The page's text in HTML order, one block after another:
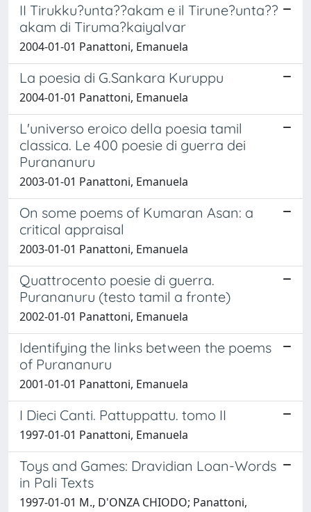
II Tirukku?unta??akam e il Tirune?unta??
akam di Tiruma?kaiyalvar
2004-01-01 Panattoni, Emanuela
La poesia di G.Sankara Kuruppu
2004-01-01 Panattoni, Emanuela
L'universo eroico della poesia tamil
classica. Le 400 poesie di guerra dei
Purananuru
2003-01-01 Panattoni, Emanuela
On some poems of Kumaran Asan: a
critical appraisal
2003-01-01 Panattoni, Emanuela
Quattrocento poesie di guerra.
Purananuru (testo tamil a fronte)
2002-01-01 Panattoni, Emanuela
Identifying the links between the poems
of Purananuru
2001-01-01 Panattoni, Emanuela
I Dieci Canti. Pattuppattu. tomo II
1997-01-01 Panattoni, Emanuela
Toys and Games: Dravidian Loan-Words
in Pali Texts
1997-01-01 M., D'ONZA CHIODO; Panattoni,